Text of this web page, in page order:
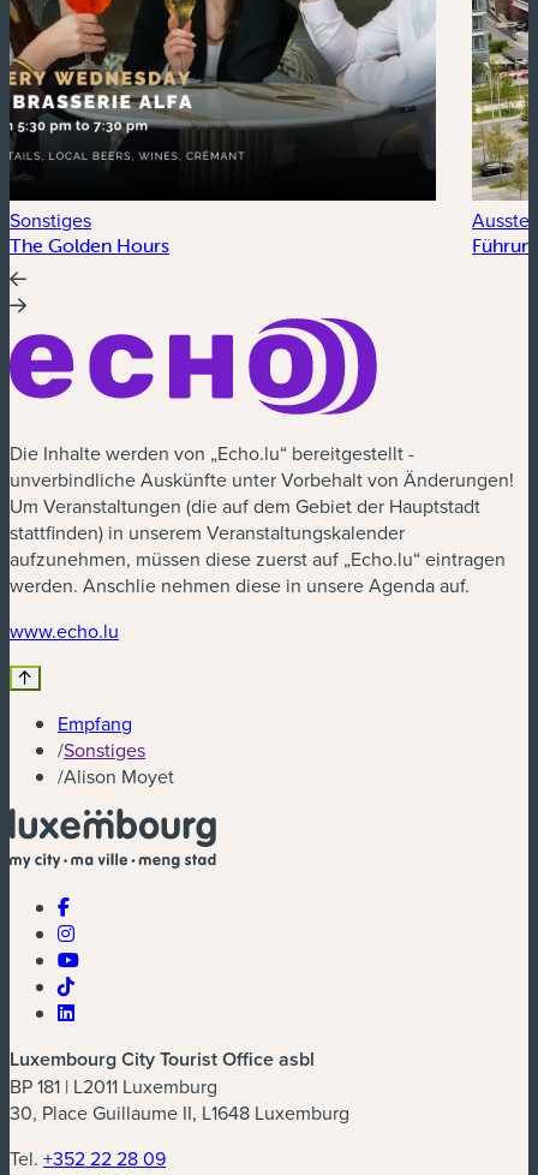
Sonstiges
The Golden Hours
Die Inhalte werden von „Echo.lu“ bereitgestellt -
unverbindliche Auskünfte unter Vorbehalt von Änderungen!
Um Veranstaltungen (die auf dem Gebiet der Hauptstadt
stattfinden) in unserem Veranstaltungskalender
aufzunehmen, müssen diese zuerst auf „Echo.lu“ eintragen
werden. Anschlie nehmen diese in unsere Agenda auf.
www.echo.lu
Empfang
/Sonstiges
/Alison Moyet
Luxembourg City Tourist Office asbl
BP 181 | L2011 Luxemburg
30, Place Guillaume II, L1648 Luxemburg
Tel. +352 22 28 09